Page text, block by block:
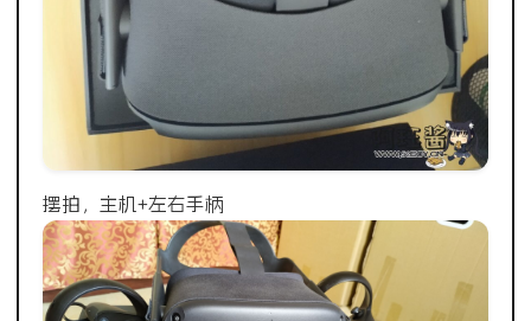
摆拍，主机+左右手柄